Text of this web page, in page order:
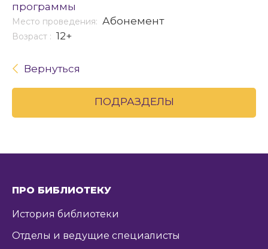
программы
Место проведения: Абонемент
Возраст : 12+
Вернуться
ПОДРАЗДЕЛЫ
ПРО БИБЛИОТЕКУ
История библиотеки
Отделы и ведущие специалисты